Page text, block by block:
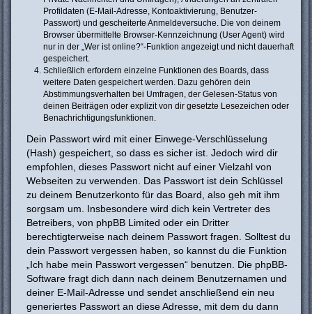
Profildaten (E-Mail-Adresse, Kontoaktivierung, Benutzer-
Passwort) und gescheiterte Anmeldeversuche. Die von deinem
Browser übermittelte Browser-Kennzeichnung (User Agent) wird
nur in der „Wer ist online?“-Funktion angezeigt und nicht dauerhaft
gespeichert.
Schließlich erfordern einzelne Funktionen des Boards, dass
weitere Daten gespeichert werden. Dazu gehören dein
Abstimmungsverhalten bei Umfragen, der Gelesen-Status von
deinen Beiträgen oder explizit von dir gesetzte Lesezeichen oder
Benachrichtigungsfunktionen.
Dein Passwort wird mit einer Einwege-Verschlüsselung
(Hash) gespeichert, so dass es sicher ist. Jedoch wird dir
empfohlen, dieses Passwort nicht auf einer Vielzahl von
Webseiten zu verwenden. Das Passwort ist dein Schlüssel
zu deinem Benutzerkonto für das Board, also geh mit ihm
sorgsam um. Insbesondere wird dich kein Vertreter des
Betreibers, von phpBB Limited oder ein Dritter
berechtigterweise nach deinem Passwort fragen. Solltest du
dein Passwort vergessen haben, so kannst du die Funktion
„Ich habe mein Passwort vergessen“ benutzen. Die phpBB-
Software fragt dich dann nach deinem Benutzernamen und
deiner E-Mail-Adresse und sendet anschließend ein neu
generiertes Passwort an diese Adresse, mit dem du dann